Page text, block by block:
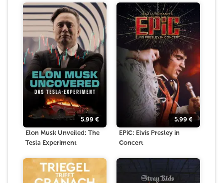
5.99 €
Elon Musk Unveiled: The
Tesla Experiment
5.99 €
EPiC: Elvis Presley in
Concert